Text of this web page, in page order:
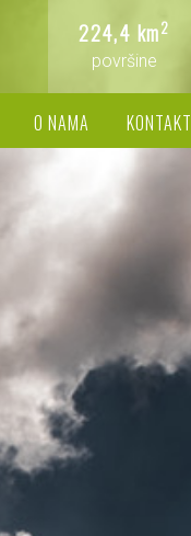
224,4 km2
površine
O NAMA KONTAKT